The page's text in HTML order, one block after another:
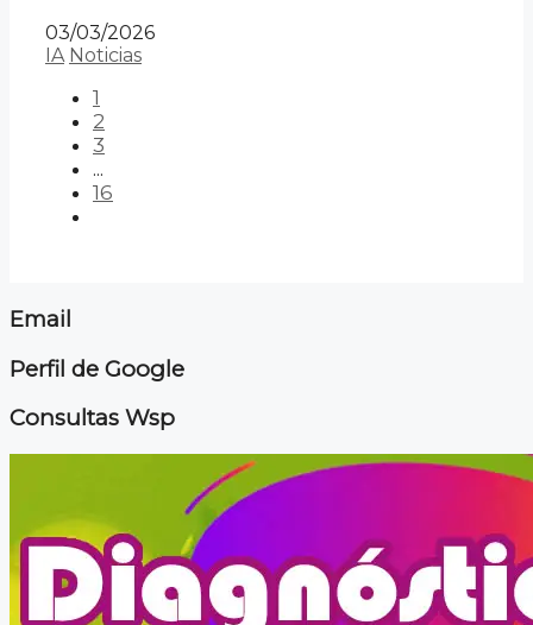
03/03/2026
IA Noticias
1
2
3
...
16
Email
Perfil de Google
Consultas Wsp